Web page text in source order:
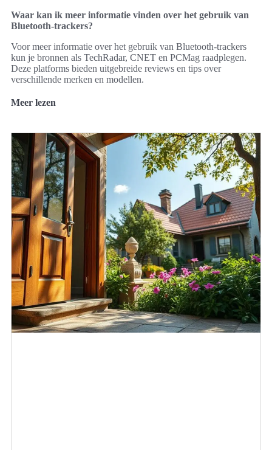
Waar kan ik meer informatie vinden over het gebruik van
Bluetooth-trackers?
Voor meer informatie over het gebruik van Bluetooth-trackers
kun je bronnen als TechRadar, CNET en PCMag raadplegen.
Deze platforms bieden uitgebreide reviews en tips over
verschillende merken en modellen.
Meer lezen